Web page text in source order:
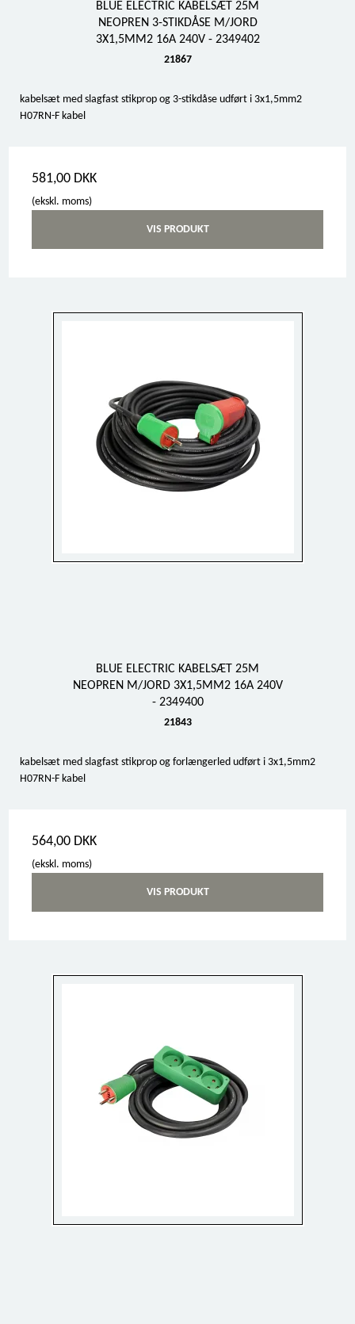
BLUE ELECTRIC KABELSÆT 25M
NEOPREN 3-STIKDÅSE M/JORD
3X1,5MM2 16A 240V - 2349402
21867
kabelsæt med slagfast stikprop og 3-stikdåse udført i 3x1,5mm2
H07RN-F kabel
581,00 DKK
(ekskl. moms)
VIS PRODUKT
BLUE ELECTRIC KABELSÆT 25M
NEOPREN M/JORD 3X1,5MM2 16A 240V
- 2349400
21843
kabelsæt med slagfast stikprop og forlængerled udført i 3x1,5mm2
H07RN-F kabel
564,00 DKK
(ekskl. moms)
VIS PRODUKT